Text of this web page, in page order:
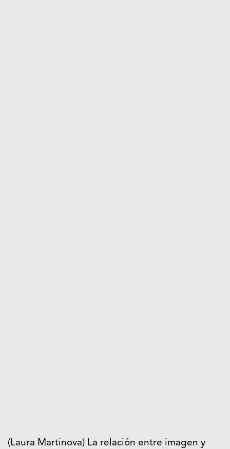
(Laura Martinova) La relación entre imagen y